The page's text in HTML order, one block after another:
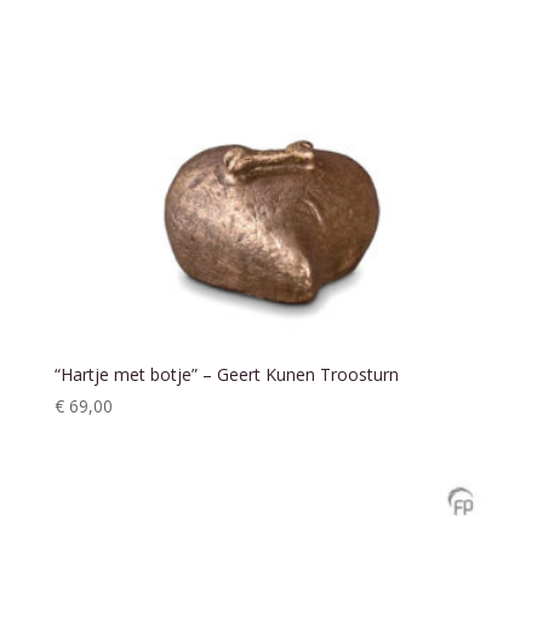
“Hartje met botje” – Geert Kunen Troosturn
€69,00